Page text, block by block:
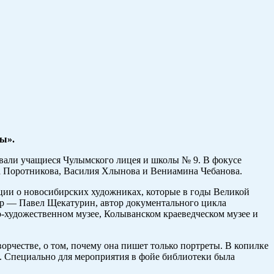
учащиеся Чулымского лицея и школы № 9. В фокусе
Василия Хлынова и Вениамина Чебанова.
о новосибирских художниках, которые в годы Великой
— Павел Щекатурин, автор документального цикла
музее, Колыванском краеведческом музее и
о том, почему она пишет только портреты. В копилке
для мероприятия в фойе библиотеки была